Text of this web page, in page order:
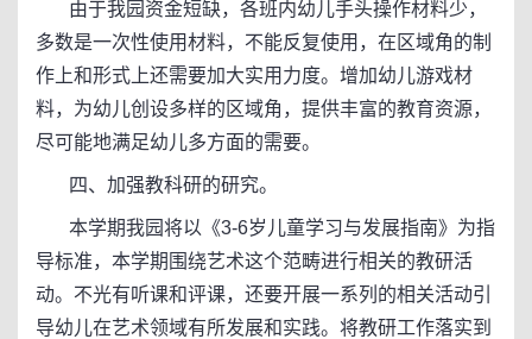
由于我园资金短缺，各班内幼儿手头操作材料少，
多数是一次性使用材料，不能反复使用，在区域角的制
作上和形式上还需要加大实用力度。增加幼儿游戏材
料，为幼儿创设多样的区域角，提供丰富的教育资源，
尽可能地满足幼儿多方面的需要。
四、加强教科研的研究。
本学期我园将以《3-6岁儿童学习与发展指南》为指
导标准，本学期围绕艺术这个范畴进行相关的教研活
动。不光有听课和评课，还要开展一系列的相关活动引
导幼儿在艺术领域有所发展和实践。将教研工作落实到